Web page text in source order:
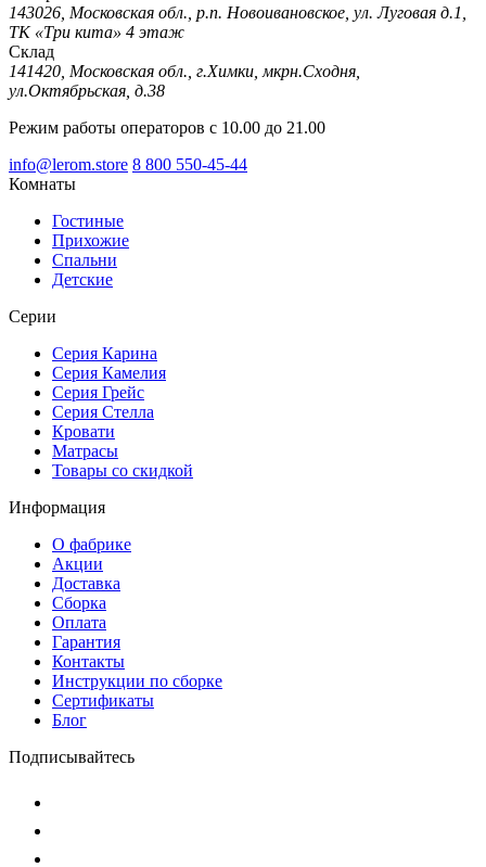
143026, Московская обл., р.п. Новоивановское, ул. Луговая д.1,
ТК «Три кита» 4 этаж
Склад
141420, Московская обл., г.Химки, мкрн.Сходня,
ул.Октябрьская, д.38
Режим работы операторов с 10.00 до 21.00
info@lerom.store 8 800 550-45-44
Комнаты
Гостиные
Прихожие
Спальни
Детские
Серии
Серия Карина
Серия Камелия
Серия Грейс
Серия Стелла
Кровати
Матрасы
Товары со скидкой
Информация
О фабрике
Акции
Доставка
Сборка
Оплата
Гарантия
Контакты
Инструкции по сборке
Сертификаты
Блог
Подписывайтесь